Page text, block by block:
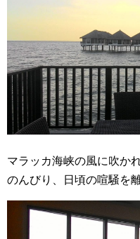
マラッカ海峡の風に吹か
のんびり、日頃の喧騒を